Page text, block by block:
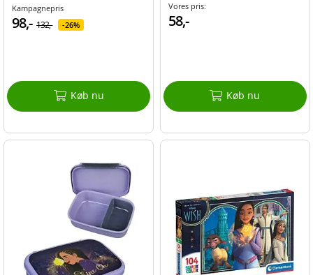
Kampagnepris
98,- 132,- 26%
Køb nu
Vores pris:
58,-
Køb nu